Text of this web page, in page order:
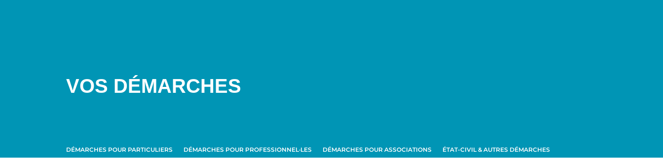
VOS DÉMARCHES
DÉMARCHES POUR PARTICULIERS DÉMARCHES POUR PROFESSIONNEL·LES DÉMARCHES POUR ASSOCIATIONS ÉTAT-CIVIL & AUTRES DÉMARCHES